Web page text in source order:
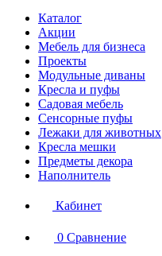
Каталог
Акции
Мебель для бизнеса
Проекты
Модульные диваны
Кресла и пуфы
Садовая мебель
Сенсорные пуфы
Лежаки для животных
Кресла мешки
Предметы декора
Наполнитель
Кабинет
0 Сравнение